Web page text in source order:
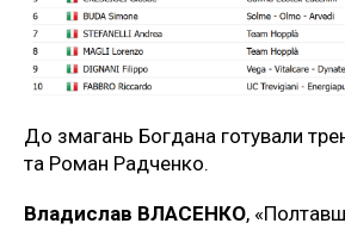
До змагань Богдана готували
та Роман Радченко.
Владислав ВЛАСЕНКО,